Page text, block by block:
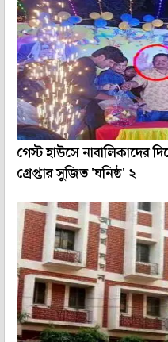
গেস্ট হাউসে নাবালিকাদের
গ্রেপ্তার সুজিত 'ঘনিষ্ঠ' ২